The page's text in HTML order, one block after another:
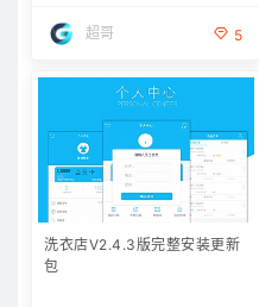
超哥 5
洗衣店V2.4.3版完整安装更新
包